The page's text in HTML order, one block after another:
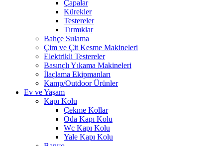
Çapalar
Kürekler
Testereler
Tırmıklar
Bahçe Sulama
Çim ve Çit Kesme Makineleri
Elektrikli Testereler
Basınçlı Yıkama Makineleri
İlaçlama Ekipmanları
Kamp/Outdoor Ürünler
Ev ve Yaşam
Kapı Kolu
Çekme Kollar
Oda Kapı Kolu
Wc Kapı Kolu
Yale Kapı Kolu